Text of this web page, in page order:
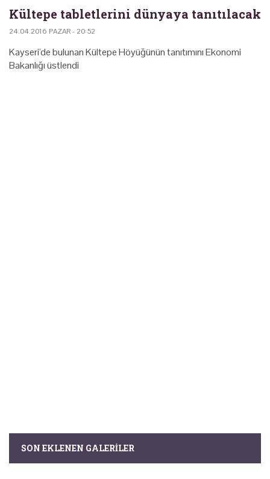
Kültepe tabletlerini dünyaya tanıtılacak
24.04.2016 PAZAR - 20:52
Kayseri'de bulunan Kültepe Höyüğünün tanıtımını Ekonomi
Bakanlığı üstlendi
SON EKLENEN GALERILER